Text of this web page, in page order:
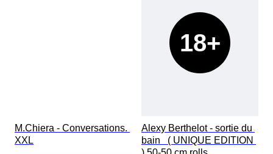
M.Chiera - Conversations.
XXL
18+
Alexy Berthelot - sortie du
bain   ( UNIQUE EDITION